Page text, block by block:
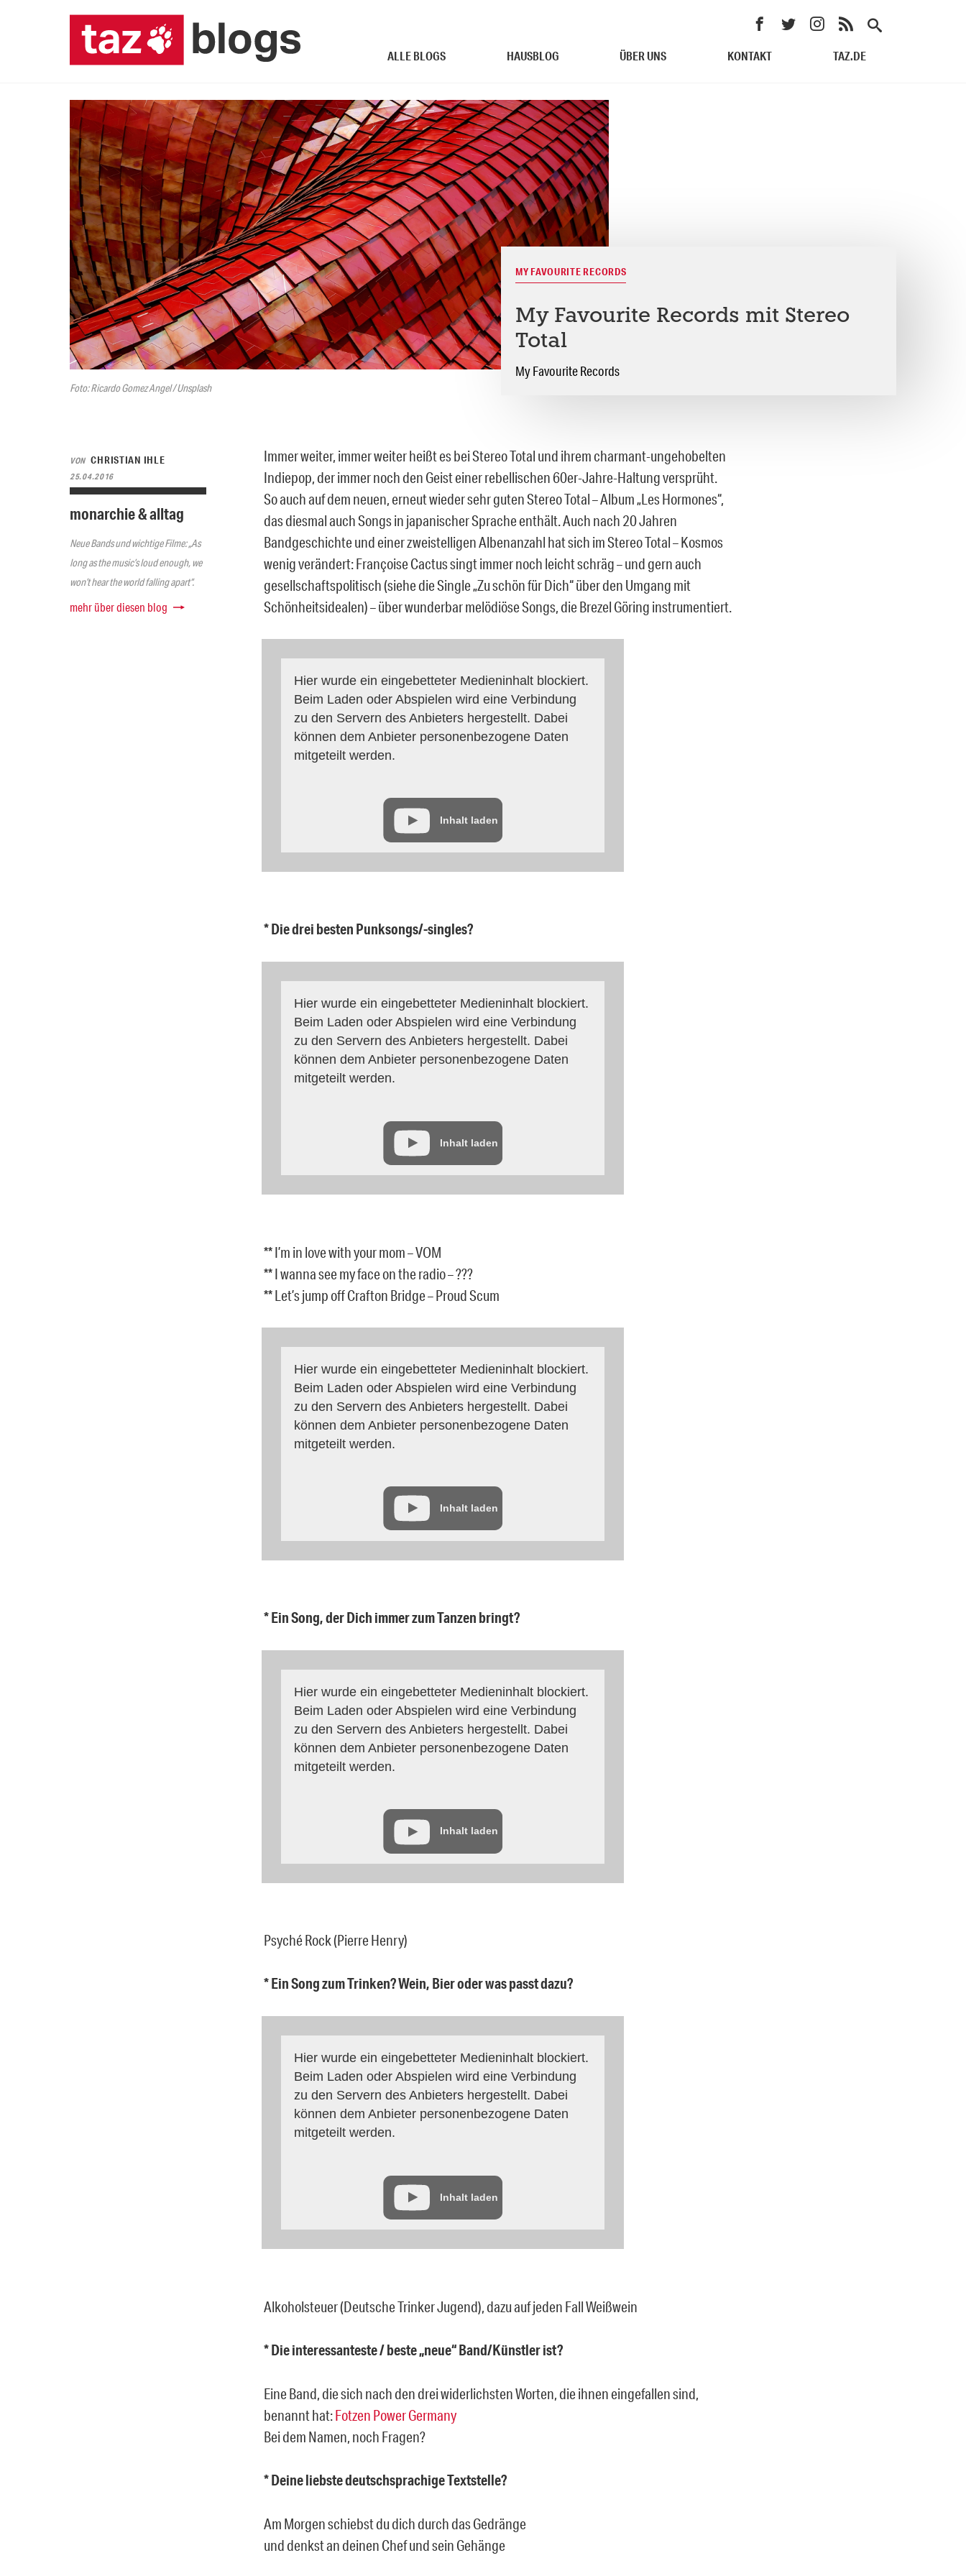
ALLE BLOGS HAUSBLOG ÜBER UNS KONTAKT TAZ.DE
Foto: Ricardo Gomez Angel / Unsplash
MY FAVOURITE RECORDS
My Favourite Records mit Stereo
Total
My Favourite Records
VON CHRISTIAN IHLE
25.04.2016
monarchie & alltag
Neue Bands und wichtige Filme: „As
long as the music’s loud enough, we
won’t hear the world falling apart“.
mehr über diesen blog
Immer weiter, immer weiter heißt es bei Stereo Total und ihrem charmant-ungehobelten
Indiepop, der immer noch den Geist einer rebellischen 60er-Jahre-Haltung versprüht.
So auch auf dem neuen, erneut wieder sehr guten Stereo Total – Album „Les Hormones“,
das diesmal auch Songs in japanischer Sprache enthält. Auch nach 20 Jahren
Bandgeschichte und einer zweistelligen Albenanzahl hat sich im Stereo Total – Kosmos
wenig verändert: Françoise Cactus singt immer noch leicht schräg – und gern auch
gesellschaftspolitisch (siehe die Single „Zu schön für Dich“ über den Umgang mit
Schönheitsidealen) – über wunderbar melödiöse Songs, die Brezel Göring instrumentiert.
Hier wurde ein eingebetteter Medieninhalt blockiert.
Beim Laden oder Abspielen wird eine Verbindung
zu den Servern des Anbieters hergestellt. Dabei
können dem Anbieter personenbezogene Daten
mitgeteilt werden.
Inhalt laden
* Die drei besten Punksongs/-singles?
Hier wurde ein eingebetteter Medieninhalt blockiert.
Beim Laden oder Abspielen wird eine Verbindung
zu den Servern des Anbieters hergestellt. Dabei
können dem Anbieter personenbezogene Daten
mitgeteilt werden.
Inhalt laden
** I’m in love with your mom – VOM
** I wanna see my face on the radio – ???
** Let’s jump off Crafton Bridge – Proud Scum
Hier wurde ein eingebetteter Medieninhalt blockiert.
Beim Laden oder Abspielen wird eine Verbindung
zu den Servern des Anbieters hergestellt. Dabei
können dem Anbieter personenbezogene Daten
mitgeteilt werden.
Inhalt laden
* Ein Song, der Dich immer zum Tanzen bringt?
Hier wurde ein eingebetteter Medieninhalt blockiert.
Beim Laden oder Abspielen wird eine Verbindung
zu den Servern des Anbieters hergestellt. Dabei
können dem Anbieter personenbezogene Daten
mitgeteilt werden.
Inhalt laden
Psyché Rock (Pierre Henry)
* Ein Song zum Trinken? Wein, Bier oder was passt dazu?
Hier wurde ein eingebetteter Medieninhalt blockiert.
Beim Laden oder Abspielen wird eine Verbindung
zu den Servern des Anbieters hergestellt. Dabei
können dem Anbieter personenbezogene Daten
mitgeteilt werden.
Inhalt laden
Alkoholsteuer (Deutsche Trinker Jugend), dazu auf jeden Fall Weißwein
* Die interessanteste / beste „neue“ Band/Künstler ist?
Eine Band, die sich nach den drei widerlichsten Worten, die ihnen eingefallen sind,
benannt hat:Fotzen Power Germany
Bei dem Namen, noch Fragen?
* Deine liebste deutschsprachige Textstelle?
Am Morgen schiebst du dich durch das Gedränge
und denkst an deinen Chef und sein Gehänge